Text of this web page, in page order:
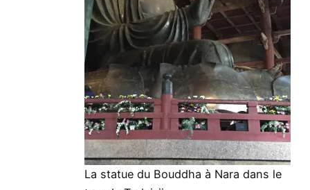
La statue du Bouddha à Nara dans le